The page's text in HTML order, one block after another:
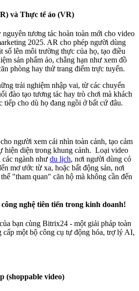
và Thực tế ảo (VR)
tương tác hoàn toàn mới cho video
2025. AR cho phép người dùng
số lên môi trường thực của họ, tạo điều
sản phẩm ảo, chẳng hạn như xem đồ
phòng hay thử trang điểm trực tuyến.
trải nghiệm nhập vai, từ các chuyến
đào tạo tương tác hay trò chơi mà khách
tiếp cho dù họ đang ngồi ở bất cứ đâu.
người xem cái nhìn toàn cảnh, tạo cảm
hiện diện trong khung cảnh. Loại video
ngành như du lịch, nơi người dùng có
mơ ước từ xa, hoặc bất động sản, nơi
"tham quan" căn hộ mà không cần đến
nghệ tiên tiến trong kinh doanh!
bạn cùng Bitrix24 - một giải pháp toàn
cấp một bộ công cụ tự động hóa, trợ lý AI,
(shoppable video)